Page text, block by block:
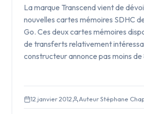
La marque Transcend vient de
nouvelles cartes mémoires SDHC
Go. Ces deux cartes mémoires
de transferts relativement
constructeur annonce pas moins de
12 janvier 2012 Auteur Stéphane